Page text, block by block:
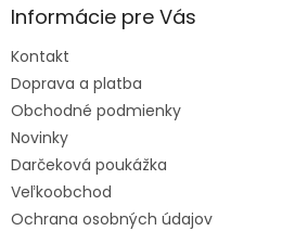
Informácie pre Vás
Kontakt
Doprava a platba
Obchodné podmienky
Novinky
Darčeková poukážka
Veľkoobchod
Ochrana osobných údajov